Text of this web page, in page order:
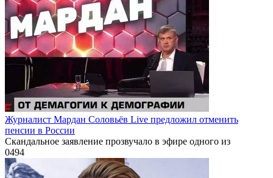
Журналист Мардан Соловьёв Live предложил отменить
пенсии в России
Скандальное заявление прозвучало в эфире одного из
0494